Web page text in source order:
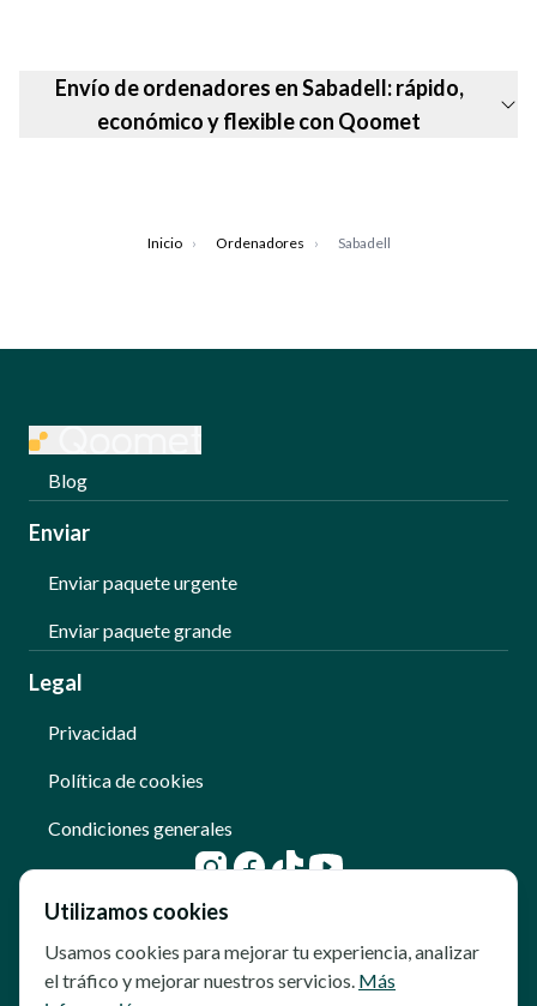
Envío de ordenadores en Sabadell: rápido,
económico y flexible con Qoomet
Inicio › Ordenadores › Sabadell
Blog
Enviar
Enviar paquete urgente
Enviar paquete grande
Legal
Privacidad
Política de cookies
Condiciones generales
Utilizamos cookies
Usamos cookies para mejorar tu experiencia, analizar
el tráfico y mejorar nuestros servicios. Más